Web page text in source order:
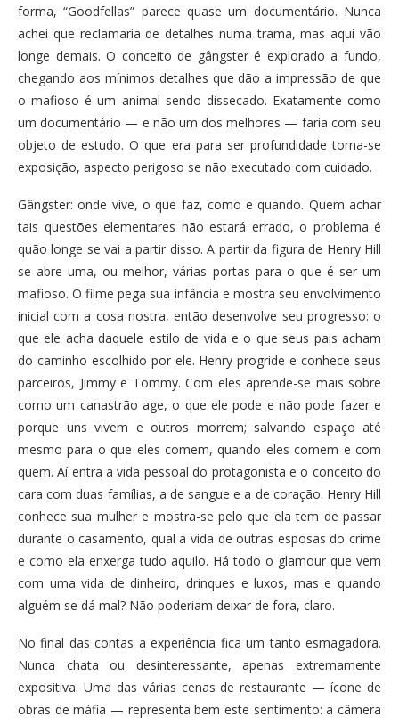
forma, “Goodfellas” parece quase um documentário. Nunca
achei que reclamaria de detalhes numa trama, mas aqui vão
longe demais. O conceito de gângster é explorado a fundo,
chegando aos mínimos detalhes que dão a impressão de que
o mafioso é um animal sendo dissecado. Exatamente como
um documentário — e não um dos melhores — faria com seu
objeto de estudo. O que era para ser profundidade torna-se
exposição, aspecto perigoso se não executado com cuidado.
Gângster: onde vive, o que faz, como e quando. Quem achar
tais questões elementares não estará errado, o problema é
quão longe se vai a partir disso. A partir da figura de Henry Hill
se abre uma, ou melhor, várias portas para o que é ser um
mafioso. O filme pega sua infância e mostra seu envolvimento
inicial com a cosa nostra, então desenvolve seu progresso: o
que ele acha daquele estilo de vida e o que seus pais acham
do caminho escolhido por ele. Henry progride e conhece seus
parceiros, Jimmy e Tommy. Com eles aprende-se mais sobre
como um canastrão age, o que ele pode e não pode fazer e
porque uns vivem e outros morrem; salvando espaço até
mesmo para o que eles comem, quando eles comem e com
quem. Aí entra a vida pessoal do protagonista e o conceito do
cara com duas famílias, a de sangue e a de coração. Henry Hill
conhece sua mulher e mostra-se pelo que ela tem de passar
durante o casamento, qual a vida de outras esposas do crime
e como ela enxerga tudo aquilo. Há todo o glamour que vem
com uma vida de dinheiro, drinques e luxos, mas e quando
alguém se dá mal? Não poderiam deixar de fora, claro.
No final das contas a experiência fica um tanto esmagadora.
Nunca chata ou desinteressante, apenas extremamente
expositiva. Uma das várias cenas de restaurante — ícone de
obras de máfia — representa bem este sentimento: a câmera